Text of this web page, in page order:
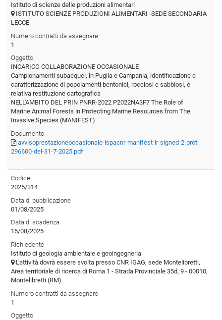
Istituto di scienze delle produzioni alimentari
ISTITUTO SCIENZE PRODUZIONI ALIMENTARI -SEDE SECONDARIA
LECCE
Numero contratti da assegnare
1
Oggetto
INCARICO COLLABORAZIONE OCCASIONALE
Campionamenti subacquei, in Puglia e Campania, identificazione e
caratterizzazione di popolamenti bentonici, rocciosi e sabbiosi, e
relativa restituzione cartografica
NELL'AMBITO DEL PRIN PNRR-2022 P2022NA3F7 The Role of
Marine Animal Forests in Protecting Marine Resources from The
Invasive Species (MANIFEST)
Documento
avvisoprestazioneoccasionale-ispacnr-manifest-lr-signed-2-prot-
296600-del-31-7-2025.pdf
Codice
2025/314
Data di pubblicazione
01/08/2025
Data di scadenza
15/08/2025
Richiedente
Istituto di geologia ambientale e geoingegneria
L'attività dovrà essere svolta presso CNR IGAG, sede Montelibretti,
Area territoriale di ricerca di Roma 1 - Strada Provinciale 35d, 9 - 00010,
Montelibretti (RM)
Numero contratti da assegnare
1
Oggetto